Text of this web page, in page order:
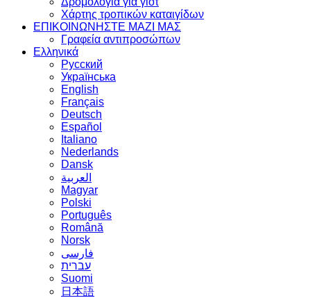
Χάρτης τροπικών καταιγίδων
ΕΠΙΚΟΙΝΩΝΗΣΤΕ ΜΑΖΙ ΜΑΣ
Γραφεία αντιπροσώπων
Ελληνικά
Русский
Українська
English
Français
Deutsch
Español
Italiano
Nederlands
Dansk
العربية
Magyar
Polski
Português
Română
Norsk
فارسی
עברית
Suomi
日本語